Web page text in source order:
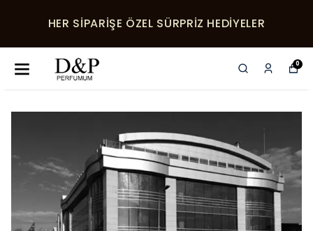
HER SIPARIŞE ÖZEL SÜRPRIZ HEDIYELER
0